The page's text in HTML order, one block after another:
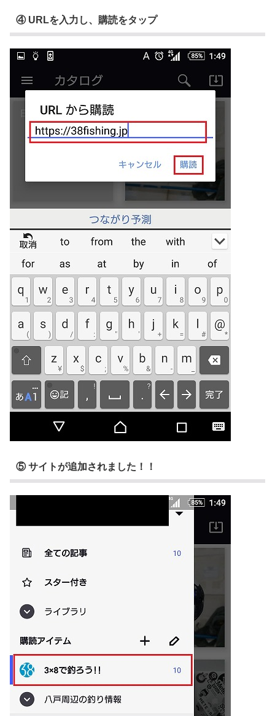
④ URLを入力し、購読をタップ
⑤ サイトが追加されました！！